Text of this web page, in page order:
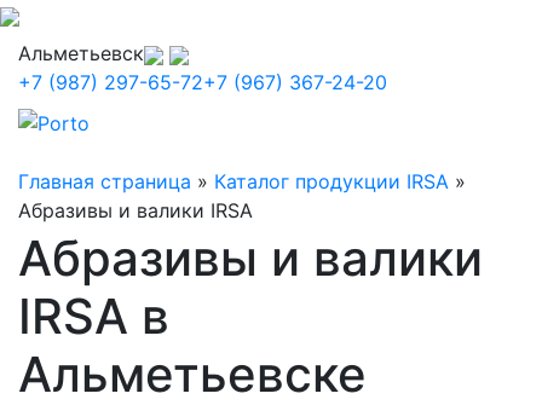
Альметьевск
+7 (987) 297-65-72+7 (967) 367-24-20
Главная страница » Каталог продукции IRSA »
Абразивы и валики IRSA
Абразивы и валики
IRSA в
Альметьевске